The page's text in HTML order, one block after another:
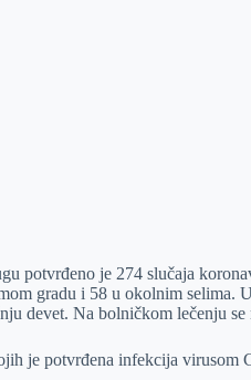
potvrđeno je 274 slučaja
gradu i 58 u okolnim selima.
devet. Na bolničkom lečenju se
je potvrđena infekcija virusom